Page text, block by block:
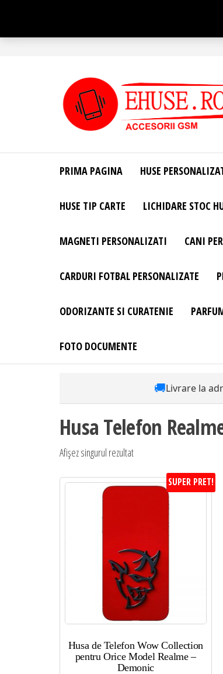
conținut
Site Oficial .
Huse
Personalizate
Huse
Personalizate
Telefon –
– Accesorii
PRIMA PAGINA HUSE
HUSE TIP CARTE LICHIDARE STOC
MAGNETI PERSONALIZATI CANI
CARDURI FOTBAL PERSONALIZATE
ODORIZANTE SI CURATENIE
FOTO DOCUMENTE
🚚Livrare la
Husa Telefon
Afișez singurul rezultat
SUPER PRET!
Husa de Telefon Wow Collection
pentru Orice Model Realme –
Demonic